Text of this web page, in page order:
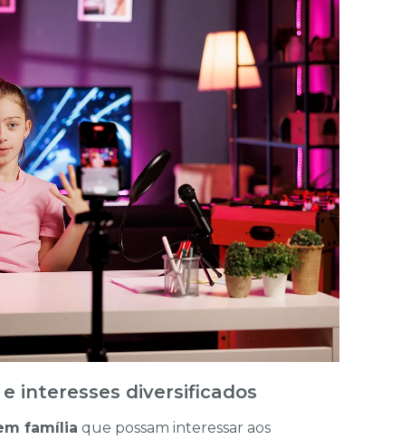
interesses diversificados
família que possam interessar aos